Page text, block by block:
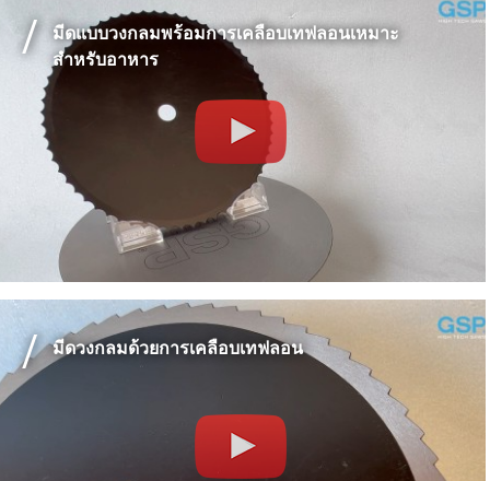
มีดแบบวงกลมพร้อมการเคลือบเทฟลอนเหมาะ
สำหรับอาหาร
มีดวงกลมด้วยการเคลือบเทฟลอน